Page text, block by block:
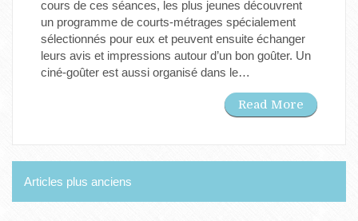
cours de ces séances, les plus jeunes découvrent
un programme de courts-métrages spécialement
sélectionnés pour eux et peuvent ensuite échanger
leurs avis et impressions autour d’un bon goûter. Un
ciné-goûter est aussi organisé dans le…
Read More
Navigation
des
Articles plus anciens